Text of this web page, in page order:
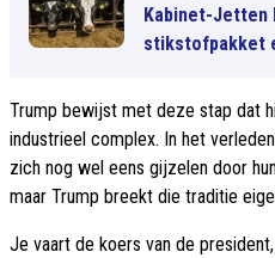
Kabinet-Jetten
stikstofpakket
Trump bewijst met deze stap dat
industrieel complex. In het
zich nog wel eens gijzelen door
maar Trump breekt die traditie
Je vaart de koers van de